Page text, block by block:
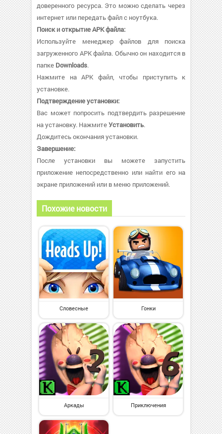
доверенного ресурса. Это можно сделать через
интернет или передать файл с ноутбука.
Поиск и открытие APK файла:
Используйте менеджер файлов для поиска
загруженного APK файла. Обычно он находится в
папке Downloads.
Нажмите на APK файл, чтобы приступить к
установке.
Подтверждение установки:
Вас может попросить подтвердить разрешение
на установку. НажмитеУстановить.
Дождитесь окончания установки.
Завершение:
После установки вы можете запустить
приложение непосредственно или найти его на
экране приложений или в меню приложений.
Похожие новости
Словесные Гонки
Аркады Приключения